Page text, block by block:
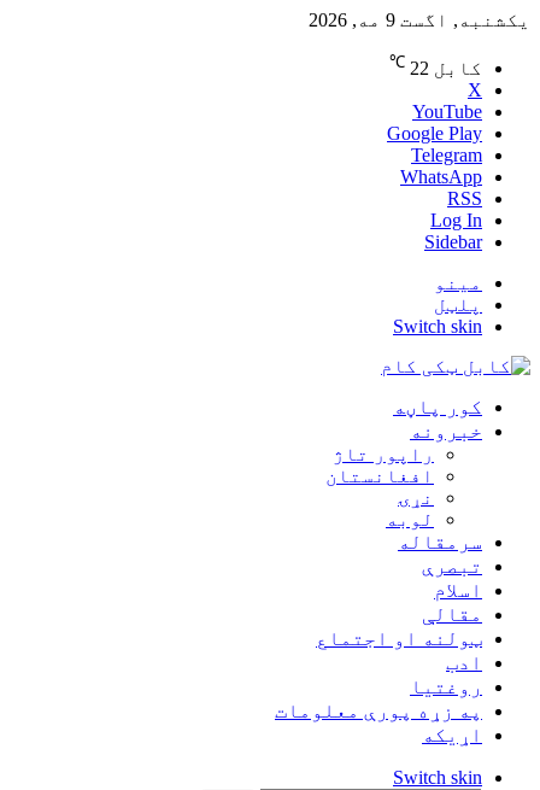
یکشنبه, اگست 9 مه, 2026
کابل 22
℃
X
YouTube
Google Play
Telegram
WhatsApp
RSS
Log In
Sidebar
مینو
پلټل
Switch skin
کور پاڼه
خبرونه
راپور تاژ
افغانستان
نړۍ
لوبه
سرمقاله
تبصرې
اسلام
مقالې
ټولنه او اجتماع
ادب
روغتيا
په زړه پورې معلومات
اړيکه
Switch skin